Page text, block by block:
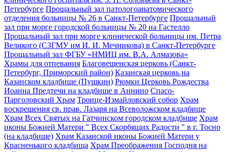
Петербурге Прощальный зал патологоанатомического
отделения больницы № 26 в Санкт-Петербурге Прощальный
зал при морге городской больницы № 20 на Гастелло
Прощальный зал при морге клинической больницы им. Петра
Великого (СЗГМУ им И. И. Мечникова) в Санкт-Петербурге
Прощальный зал ФГБУ «НМИЦ им. В.А. Алмазова»
Храмы для отпевания Благовещенская церковь (Санкт-
Петербург, Приморский район) Казанская церковь на
Казанском кладбище (Пушкин) Рюмки Церковь Рождества
Иоанна Предтечи на кладбище в Аннино Спасо-
Парголовский Храм Троице-Измайловский собор Храм
воскрешения св. прав. Лазаря на Всеволожском кладбище
Храм Всех Святых на Гатчинском городском кладбище Храм
иконы Божией Матери " Всех Скорбящих Радости " в г. Тосно
(на кладбище) Храм Казанской иконы Божией Матери у
Красненького кладбища Храм Преображения Господня на